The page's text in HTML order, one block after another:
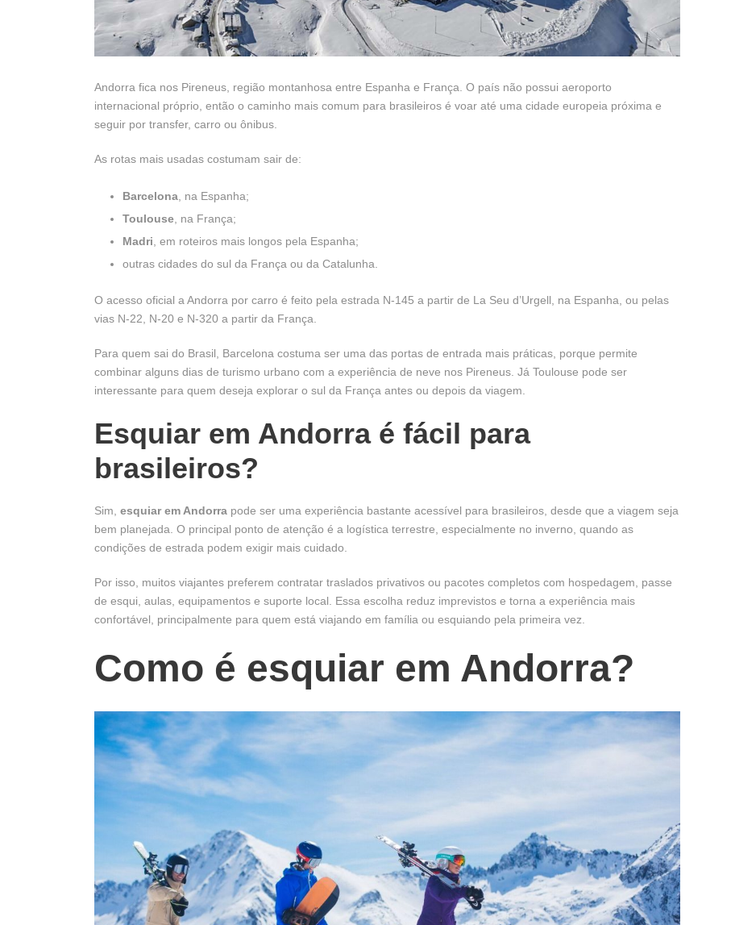
Andorra fica nos Pireneus, região montanhosa entre Espanha e França. O país não possui aeroporto
internacional próprio, então o caminho mais comum para brasileiros é voar até uma cidade europeia próxima e
seguir por transfer, carro ou ônibus.
As rotas mais usadas costumam sair de:
Barcelona, na Espanha;
Toulouse, na França;
Madri, em roteiros mais longos pela Espanha;
outras cidades do sul da França ou da Catalunha.
O acesso oficial a Andorra por carro é feito pela estrada N-145 a partir de La Seu d’Urgell, na Espanha, ou pelas
vias N-22, N-20 e N-320 a partir da França.
Para quem sai do Brasil, Barcelona costuma ser uma das portas de entrada mais práticas, porque permite
combinar alguns dias de turismo urbano com a experiência de neve nos Pireneus. Já Toulouse pode ser
interessante para quem deseja explorar o sul da França antes ou depois da viagem.
Esquiar em Andorra é fácil para
brasileiros?
Sim, esquiar em Andorra pode ser uma experiência bastante acessível para brasileiros, desde que a viagem seja
bem planejada. O principal ponto de atenção é a logística terrestre, especialmente no inverno, quando as
condições de estrada podem exigir mais cuidado.
Por isso, muitos viajantes preferem contratar traslados privativos ou pacotes completos com hospedagem, passe
de esqui, aulas, equipamentos e suporte local. Essa escolha reduz imprevistos e torna a experiência mais
confortável, principalmente para quem está viajando em família ou esquiando pela primeira vez.
Como é esquiar em Andorra?